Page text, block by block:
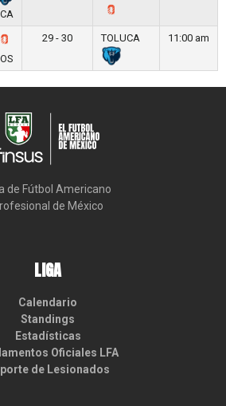
29 - 30 TOLUCA 11:00 am
de Fútbol Americano
de México
LIGA
Calendario
Standings
Estadísticas
Oficiales LFA
de Lesionados